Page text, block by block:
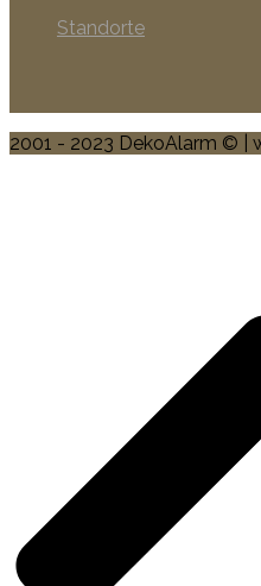
Standorte
2001 - 2023 DekoAlarm © |